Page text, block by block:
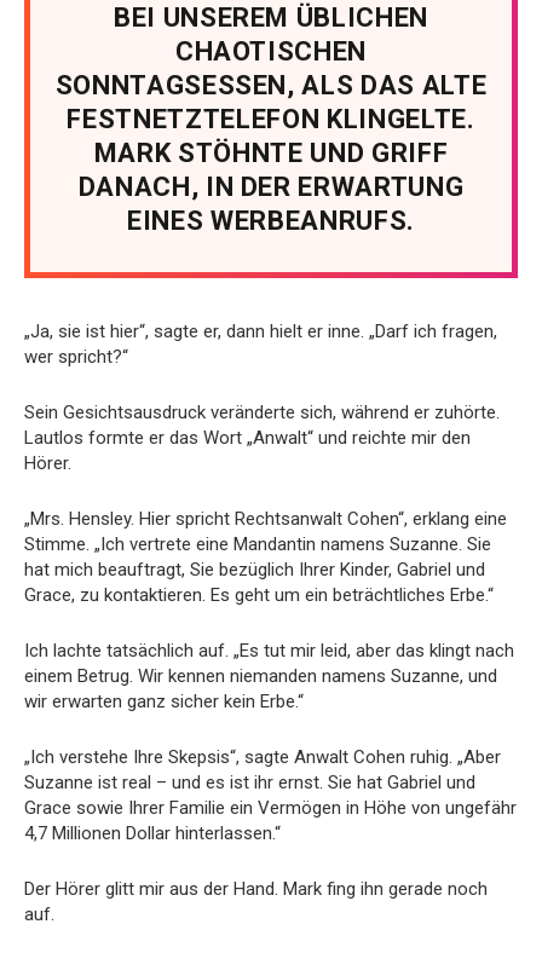
BEI UNSEREM ÜBLICHEN
CHAOTISCHEN
SONNTAGSESSEN, ALS DAS ALTE
FESTNETZTELEFON KLINGELTE.
MARK STÖHNTE UND GRIFF
DANACH, IN DER ERWARTUNG
EINES WERBEANRUFS.
„Ja, sie ist hier“, sagte er, dann hielt er inne. „Darf ich fragen,
wer spricht?“
Sein Gesichtsausdruck veränderte sich, während er zuhörte.
Lautlos formte er das Wort „Anwalt“ und reichte mir den
Hörer.
„Mrs. Hensley. Hier spricht Rechtsanwalt Cohen“, erklang eine
Stimme. „Ich vertrete eine Mandantin namens Suzanne. Sie
hat mich beauftragt, Sie bezüglich Ihrer Kinder, Gabriel und
Grace, zu kontaktieren. Es geht um ein beträchtliches Erbe.“
Ich lachte tatsächlich auf. „Es tut mir leid, aber das klingt nach
einem Betrug. Wir kennen niemanden namens Suzanne, und
wir erwarten ganz sicher kein Erbe.“
„Ich verstehe Ihre Skepsis“, sagte Anwalt Cohen ruhig. „Aber
Suzanne ist real – und es ist ihr ernst. Sie hat Gabriel und
Grace sowie Ihrer Familie ein Vermögen in Höhe von ungefähr
4,7 Millionen Dollar hinterlassen.“
Der Hörer glitt mir aus der Hand. Mark fing ihn gerade noch
auf.